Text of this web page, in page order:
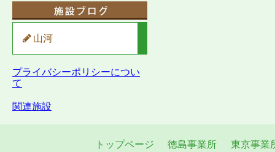
山河
プライバシーポリシーについ
て
関連施設
トップページ 徳島事業所 東京事業